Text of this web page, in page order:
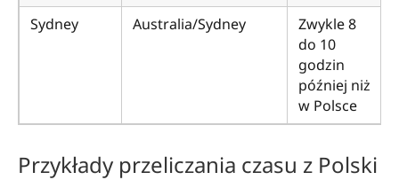
Sydney
Australia/Sydney
Zwykle 8
do 10
godzin
później niż
w Polsce
Przykłady przeliczania czasu z Polski